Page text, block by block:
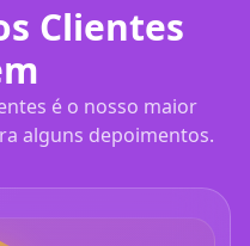
Clientes
é o nosso maior
alguns depoimentos.